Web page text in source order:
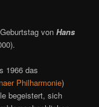
vonHans
1966 das
Philharmonie)
begeistert, sich